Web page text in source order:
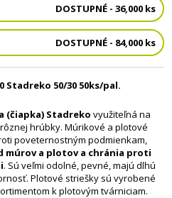
DOSTUPNÉ - 36,000 ks
DOSTUPNÉ - 84,000 ks
Stadreko 50/30 50ks/pal.
(čiapka) Stadreko využiteľná na
hrúbky. Múrikové a plotové
poveternostným podmienkam,
múrov a plotov a chránia proti
. Sú veľmi odolné, pevné, majú dlhú
Plotové striešky sú vyrobené
k plotovým tvárniciam.